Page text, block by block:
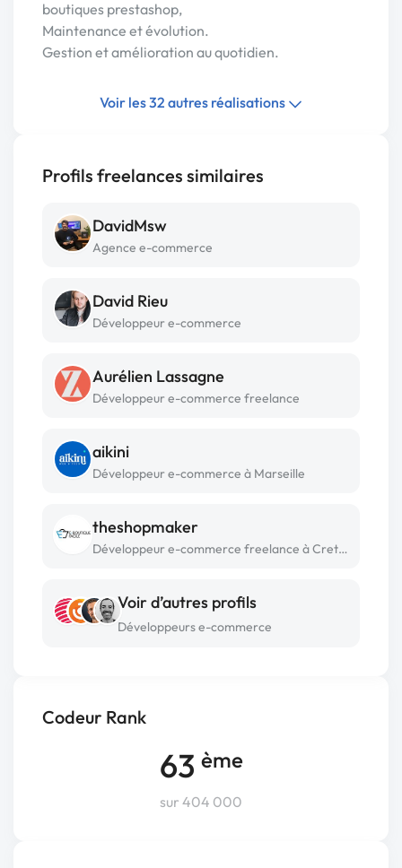
Codeur Rank
63 ème
sur 404 000
boutiques prestashop,
Maintenance et évolution.
Gestion et amélioration au quotidien.
Voir les 32 autres réalisations
Profils freelances similaires
DavidMsw
Agence e-commerce
David Rieu
Développeur e-commerce
Aurélien Lassagne
Développeur e-commerce freelance
aikini
Développeur e-commerce à Marseille
theshopmaker
Développeur e-commerce freelance à Creteil
Voir d’autres profils
Développeurs e-commerce